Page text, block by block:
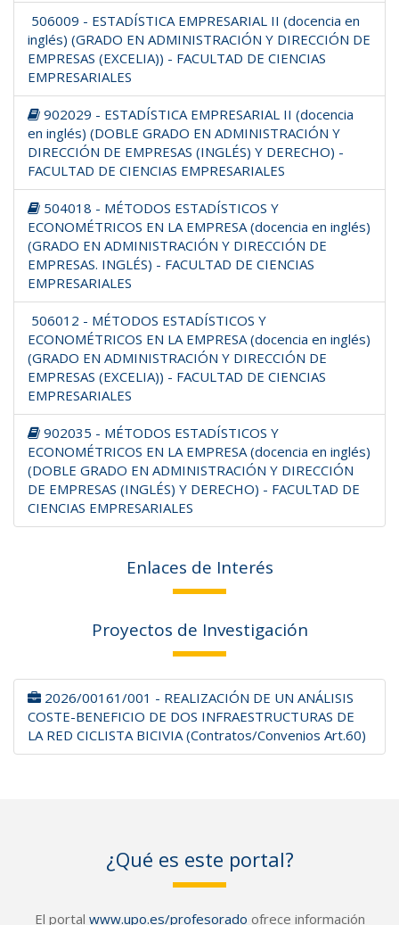
506009 - ESTADÍSTICA EMPRESARIAL II (docencia en
inglés) (GRADO EN ADMINISTRACIÓN Y DIRECCIÓN DE
EMPRESAS (EXCELIA)) - FACULTAD DE CIENCIAS
EMPRESARIALES
902029 - ESTADÍSTICA EMPRESARIAL II (docencia
en inglés) (DOBLE GRADO EN ADMINISTRACIÓN Y
DIRECCIÓN DE EMPRESAS (INGLÉS) Y DERECHO) -
FACULTAD DE CIENCIAS EMPRESARIALES
504018 - MÉTODOS ESTADÍSTICOS Y
ECONOMÉTRICOS EN LA EMPRESA (docencia en inglés)
(GRADO EN ADMINISTRACIÓN Y DIRECCIÓN DE
EMPRESAS. INGLÉS) - FACULTAD DE CIENCIAS
EMPRESARIALES
506012 - MÉTODOS ESTADÍSTICOS Y
ECONOMÉTRICOS EN LA EMPRESA (docencia en inglés)
(GRADO EN ADMINISTRACIÓN Y DIRECCIÓN DE
EMPRESAS (EXCELIA)) - FACULTAD DE CIENCIAS
EMPRESARIALES
902035 - MÉTODOS ESTADÍSTICOS Y
ECONOMÉTRICOS EN LA EMPRESA (docencia en inglés)
(DOBLE GRADO EN ADMINISTRACIÓN Y DIRECCIÓN
DE EMPRESAS (INGLÉS) Y DERECHO) - FACULTAD DE
CIENCIAS EMPRESARIALES
Enlaces de Interés
Proyectos de Investigación
2026/00161/001 - REALIZACIÓN DE UN ANÁLISIS
COSTE-BENEFICIO DE DOS INFRAESTRUCTURAS DE
LA RED CICLISTA BICIVIA (Contratos/Convenios Art.60)
¿Qué es este portal?
El portal www.upo.es/profesorado ofrece información